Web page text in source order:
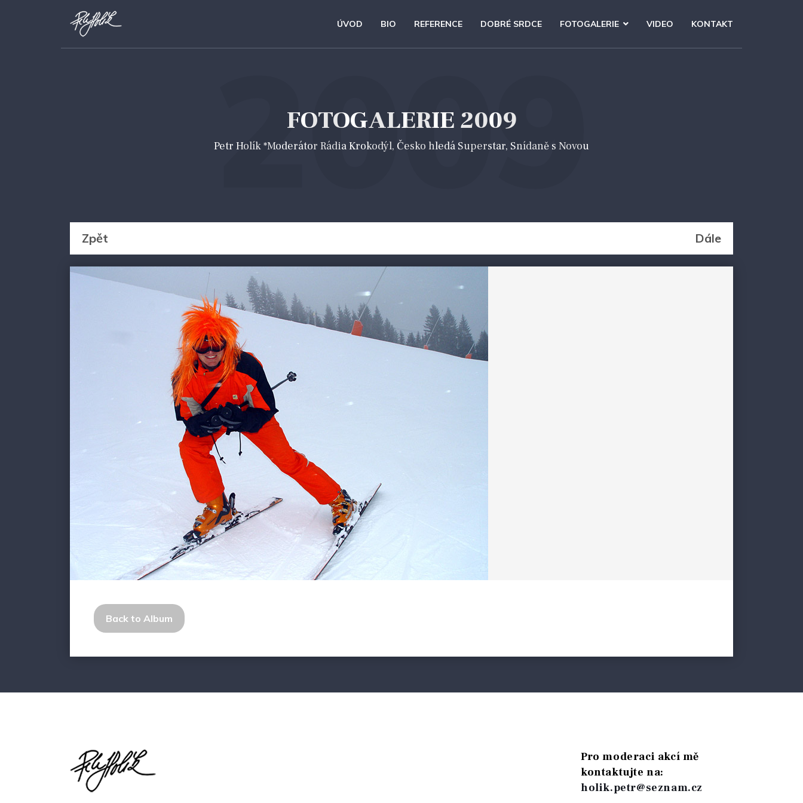
ÚVOD BIO REFERENCE DOBRÉ SRDCE FOTOGALERIE VIDEO KONTAKT
FOTOGALERIE 2009
Petr Holík *Moderátor Rádia Krokodýl, Česko hledá Superstar, Snídaně s Novou
2009
Zpět Dále
Back to Album
Pro moderaci akcí mě
kontaktujte na:
holik.petr@seznam.cz